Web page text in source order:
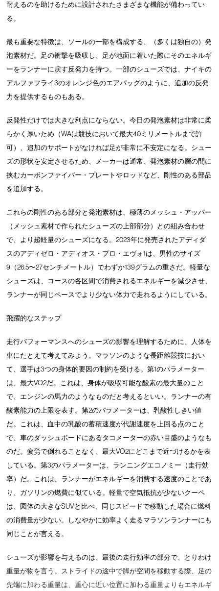
耐えるのを助けるために設計されたさまざまな機能が備わってい
る。
最も重要な特徴は、ソールの一部を構成する、（多くは独自の）発
泡素材だ。足の衝撃を吸収し、足が地面に着いた際にそのエネルギ
ーをランナーに戻す反発力を持つ。一部のシューズでは、ナイキの
アルファフライ3のオレンジ色のエアバッグのように、追加の反発
力を提供するものもある。
反発性だけでは大きな利点にならない。今日の発泡素材は非常に柔
らかく厚いため（WAは競技において最大40ミリメートルまで許
可）、追加のサポートがなければ足が非常に不安定になる。シュー
ズの形状を安定させるため、メーカーは通常、発泡素材の層の間に
挟むカーボンファイバー・プレートやロッドなど、剛性のある部品
を追加する。
これらの剛性のある部分と発泡素材は、極薄のメッシュ・アッパー
（メッシュ素材で作られたシューズの上部部分）との組み合わせ
で、より超軽量のシューズになる。2023年に発売されたアディダ
スのアディゼロ・アディオス・プロ・エヴォ1は、男性のサイズ
9（26.5〜27センチメートル）でわずか139グラムの重さだ。軽量な
シューズは、コースの各区間で消費されるエネルギーを減少させ、
ランナーが同じペースでより少ない体力で走れるようにしている。
飛躍的なステップ
走行パフォーマンスへのシューズの影響を理解するために、人体を
車にたとえて考えてみよう。マラソンのような長距離競技におい
て、選手は3つの身体的要因の制約を受ける。第1のパラメーター
は、最大VO2だ。これは、身体が吸収可能な酸素の最大量のこと
で、エンジンの馬力のようなものだと考えるといい。ランナーの有
酸素能力の上限を表す。第2のパラメーターは、乳酸性しきい値
だ。これは、血中の乳酸の蓄積速度が代謝速度を上回る点のこと
で、車のダッシュボードにあるタコメーターの赤い目盛のようなも
のだ。疲労で倒れることなく、最大VO2にどこまで近づけるかを表
している。第3のパラメーターは、ランニングエコノミー（走行効
率）だ。これは、ランナーがエネルギーを消費する速度のことであ
り、ガソリンの燃費に似ている。軽量で空気抵抗が少ないクーペ
は、図体の大きなSUVと比べ、同じスピードで移動した場合に燃料
の消費量が少ない。しなやかに効率よく走るマラソンランナーにも
同じことが言える。
シューズが影響を与えるのは、最後の走行効率の部分で、とりわけ
重量が物を言う。ストライドの途中で脚が空間を移動する際、足の
先端に加わる重量は、重心に近い位置に加わる重量よりもエネルギ